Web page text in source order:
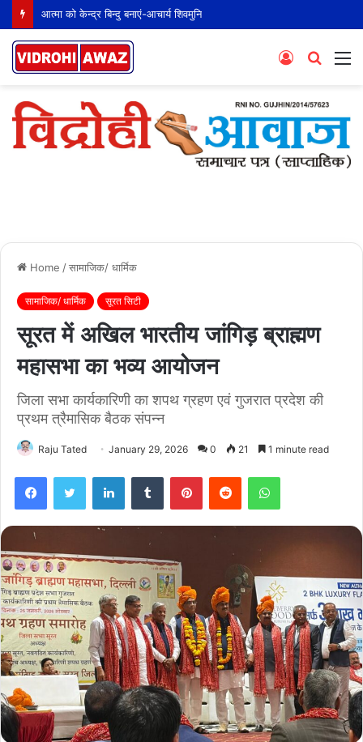
आत्मा को केन्द्र बिन्दु बनाएं-आचार्य शिवमुनि
Search
Log
Home /सामाजिक/ धार्मिक
सामाजिक/ धार्मिक सूरत सिटी
सूरत में अखिल भारतीय जांगिड़ ब्राह्मण
महासभा का भव्य आयोजन
जिला सभा कार्यकारिणी का शपथ ग्रहण एवं गुजरात प्रदेश की
प्रथम त्रैमासिक बैठक संपन्न
Raju Tated January 29, 2026 0 21 1 minute read
FacebookTwitter LinkedInTumblr PinterestReddit WhatsApp